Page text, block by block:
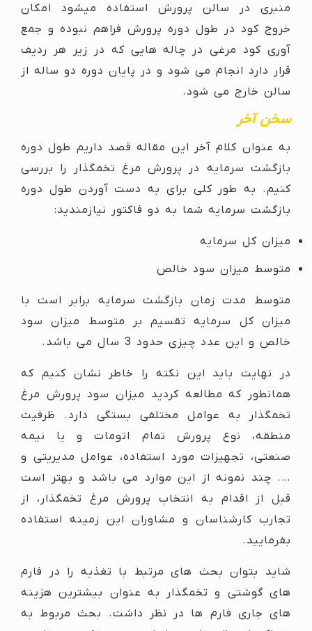
منبری در سالن پرورش استفاده میشود امکان
خروج کود در طول دوره پرورش فراهم نبوده و جمع
آوری کود مرغی در چاله هایی که در زیر هر ردیف
قرار دارد انجام می شود و در پایان دوره دو ساله از
سالن خارج می شود.
سخن آخر
به عنوان کلام آخر این مقاله قصد داریم طول دوره
بازگشت سرمایه در پرورش مرغ تخمگذار را بررسی
کنیم. به طور کلی برای به دست آوردن طول دوره
بازگشت سرمایه شما به دو فاکتور نیازمندید:
میزان کل سرمایه
متوسط میزان سود خالص
متوسط مدت زمان بازگشت سرمایه برابر است با
میزان کل سرمایه تقسیم بر متوسط میزان سود
خالص و این عدد چیزی حدود 3 سال می باشد.
در نهایت باید این نکته را خاطر نشان کنیم که
همانطور که مطالعه کردید میزان سود پرورش مرغ
تخمگذار به عوامل مختلفی بستگی دارد. ظرفیت
منطقه، نوع پرورش تمام اتومات و یا نیمه
صنعتی، تجهیزات مورد استفاده، عوامل مدیریتی و
…. چند نمونه از این موارد می باشد و بهتر است
قبل از اقدام به انتخاب پرورش مرغ تخمگذار، از
تجارب کارشناسان و مشاوران این زمینه استفاده
بفرمایید.
شاید بتوان بحث های مرتبط با تغذیه را در فارم
های گوشتی و تخمگذار به عنوان بیشترین هزینه
های جاری فارم ها در نظر داشت. بحث مربوط به